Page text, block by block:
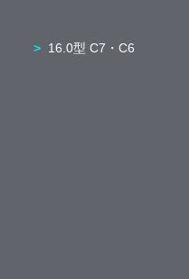
16.0型 C7・C6